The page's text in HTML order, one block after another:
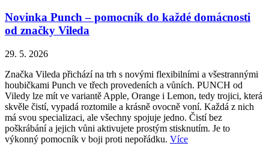
Novinka Punch – pomocník do každé domácnosti
od značky Vileda
29. 5. 2026
Značka Vileda přichází na trh s novými flexibilními a všestrannými
houbičkami Punch ve třech provedeních a vůních. PUNCH od
Viledy lze mít ve variantě Apple, Orange i Lemon, tedy trojici, která
skvěle čistí, vypadá roztomile a krásně ovocně voní. Každá z nich
má svou specializaci, ale všechny spojuje jedno. Čistí bez
poškrábání a jejich vůni aktivujete prostým stisknutím. Je to
výkonný pomocník v boji proti nepořádku. Více